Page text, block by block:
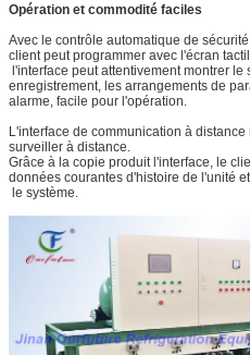
Opération et commodité faciles
Avec le contrôle automatique de
client peut programmer avec l'écran
l'interface peut attentivement montrer le
enregistrement, les arrangements de
alarme, facile pour l'opération.
L'interface de communication à
surveiller à distance.
Grâce à la copie produit l'interface, le
données courantes d'histoire de l'unité et
le système.